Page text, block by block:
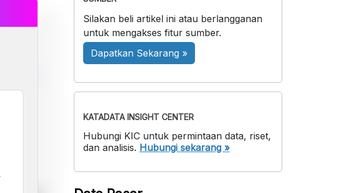
Silakan beli artikel ini atau berlangganan
untuk mengakses fitur sumber.
Dapatkan Sekarang »
KATADATA INSIGHT CENTER
Hubungi KIC untuk permintaan data, riset,
dan analisis. Hubungi sekarang »